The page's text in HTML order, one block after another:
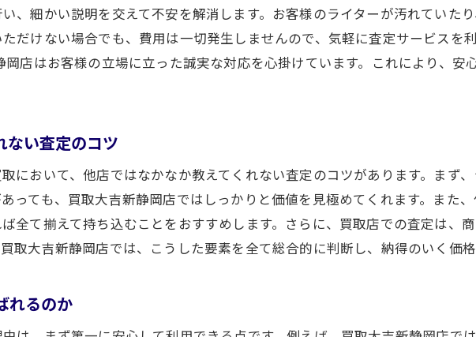
、細かい説明を交えて不安を解消します。お客様のライターが汚れていた
だけない場合でも、費用は一切発生しませんので、気軽に査定サービスを
岡店はお客様の立場に立った誠実な対応を心掛けています。これにより、
ない査定のコツ
において、他店ではなかなか教えてくれない査定のコツがあります。まず
っても、買取大吉新静岡店ではしっかりと価値を見極めてくれます。また
全て揃えて持ち込むことをおすすめします。さらに、買取店での査定は、
取大吉新静岡店では、こうした要素を全て総合的に判断し、納得のいく価格
れるのか